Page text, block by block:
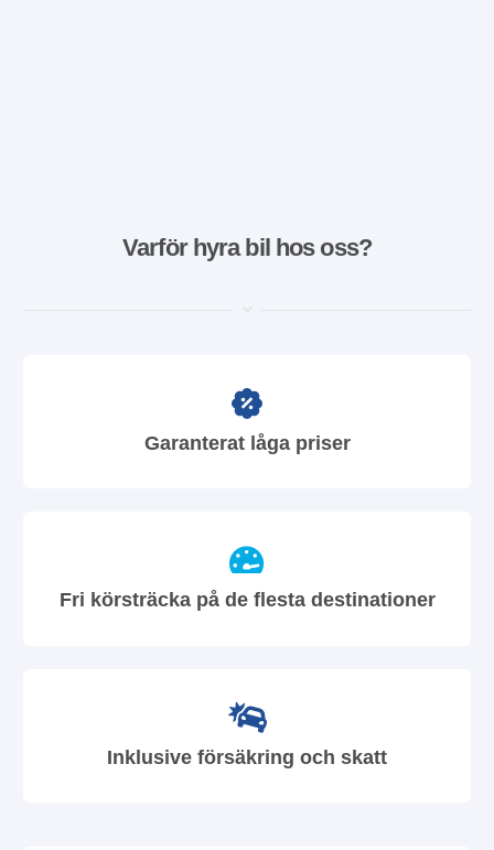
Varför hyra bil hos oss?
Garanterat låga priser
Fri körsträcka på de flesta destinationer
Inklusive försäkring och skatt